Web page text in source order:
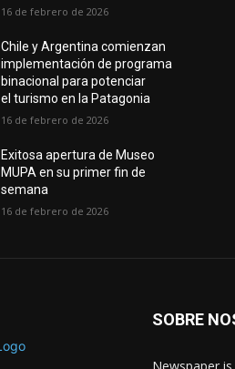
16 de febrero de 2026
Chile y Argentina comienzan
implementación de programa
binacional para potenciar
el turismo en la Patagonia
16 de febrero de 2026
Exitosa apertura de Museo
MUPA en su primer fin de
semana
16 de febrero de 2026
SOBRE